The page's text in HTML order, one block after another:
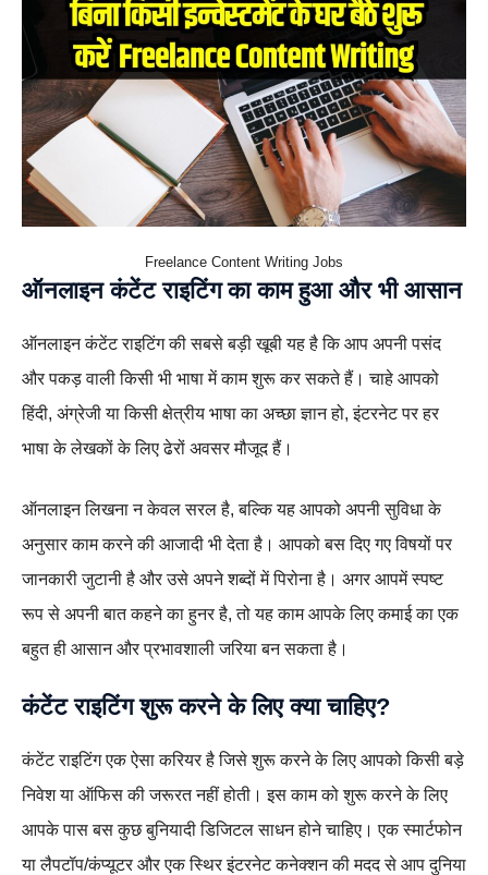
Freelance Content Writing Jobs
ऑनलाइन कंटेंट राइटिंग का काम हुआ और भी आसान
ऑनलाइन कंटेंट राइटिंग की सबसे बड़ी खूबी यह है कि आप अपनी पसंद
और पकड़ वाली किसी भी भाषा में काम शुरू कर सकते हैं। चाहे आपको
हिंदी, अंग्रेजी या किसी क्षेत्रीय भाषा का अच्छा ज्ञान हो, इंटरनेट पर हर
भाषा के लेखकों के लिए ढेरों अवसर मौजूद हैं।
ऑनलाइन लिखना न केवल सरल है, बल्कि यह आपको अपनी सुविधा के
अनुसार काम करने की आजादी भी देता है। आपको बस दिए गए विषयों पर
जानकारी जुटानी है और उसे अपने शब्दों में पिरोना है। अगर आपमें स्पष्ट
रूप से अपनी बात कहने का हुनर है, तो यह काम आपके लिए कमाई का एक
बहुत ही आसान और प्रभावशाली जरिया बन सकता है।
कंटेंट राइटिंग शुरू करने के लिए क्या चाहिए?
कंटेंट राइटिंग एक ऐसा करियर है जिसे शुरू करने के लिए आपको किसी बड़े
निवेश या ऑफिस की जरूरत नहीं होती। इस काम को शुरू करने के लिए
आपके पास बस कुछ बुनियादी डिजिटल साधन होने चाहिए। एक स्मार्टफोन
या लैपटॉप/कंप्यूटर और एक स्थिर इंटरनेट कनेक्शन की मदद से आप दुनिया